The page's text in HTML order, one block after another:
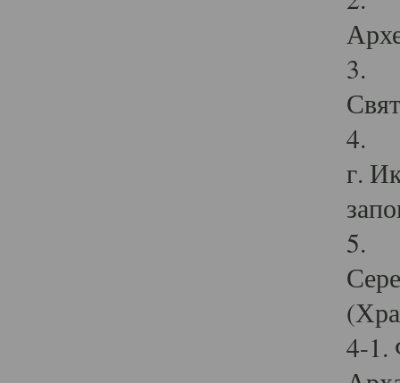
3.
4.
г.
5.
4-1.